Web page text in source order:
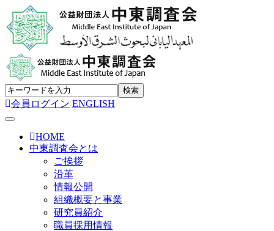
会員ログイン ENGLISH
Toggle navigation
HOME
中東調査会とは
ご挨拶
沿革
情報公開
組織概要と事業
研究員紹介
職員採用情報